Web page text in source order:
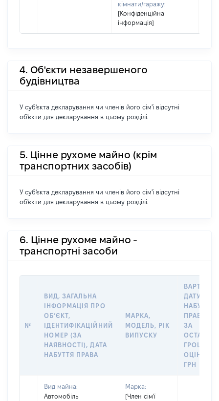
кімнати/гаражу:
[Конфіденційна
інформація]
4. Об'єкти незавершеного
будівництва
У суб'єкта декларування чи членів його сім'ї відсутні
об'єкти для декларування в цьому розділі.
5. Цінне рухоме майно (крім
транспортних засобів)
У суб'єкта декларування чи членів його сім'ї відсутні
об'єкти для декларування в цьому розділі.
6. Цінне рухоме майно -
транспортні засоби
№
ВИД, ЗАГАЛЬНА
ІНФОРМАЦІЯ ПРО
ОБʼЄКТ,
ІДЕНТИФІКАЦІЙНИЙ
НОМЕР (ЗА
НАЯВНОСТІ), ДАТА
НАБУТТЯ ПРАВА
МАРКА,
МОДЕЛЬ, РІК
ВИПУСКУ
ВАРТІСТЬ
ДАТУ
НАБУТТЯ
ПРАВА
ЗА
ОЦІНКОЮ,
ГРН
Вид майна:
Автомобіль
Марка:
[Член сім'ї